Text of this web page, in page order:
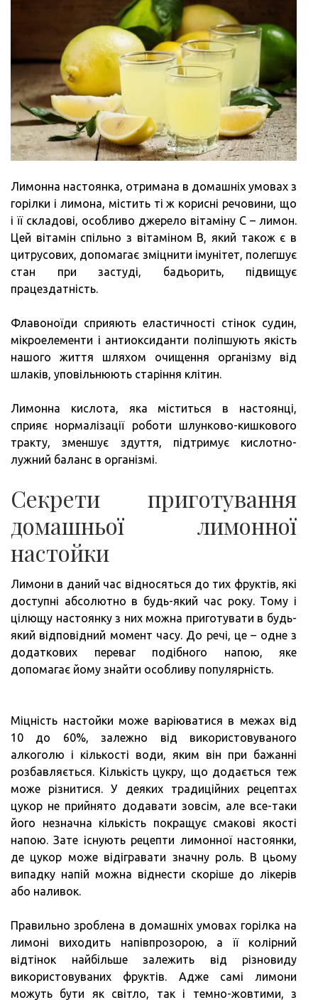
Лимонна настоянка, отримана в домашніх умовах з
горілки і лимона, містить ті ж корисні речовини, що
і її складові, особливо джерело вітаміну C – лимон.
Цей вітамін спільно з вітаміном B, який також є в
цитрусових, допомагає зміцнити імунітет, полегшує
стан при застуді, бадьорить, підвищує
працездатність.
Флавоноїди сприяють еластичності стінок судин,
мікроелементи і антиоксиданти поліпшують якість
нашого життя шляхом очищення організму від
шлаків, уповільнюють старіння клітин.
Лимонна кислота, яка міститься в настоянці,
сприяє нормалізації роботи шлунково-кишкового
тракту, зменшує здуття, підтримує кислотно-
лужний баланс в організмі.
Секрети приготування
домашньої лимонної
настойки
Лимони в даний час відносяться до тих фруктів, які
доступні абсолютно в будь-який час року. Тому і
цілющу настоянку з них можна приготувати в будь-
який відповідний момент часу. До речі, це – одне з
додаткових переваг подібного напою, яке
допомагає йому знайти особливу популярність.
Міцність настойки може варіюватися в межах від
10 до 60%, залежно від використовуваного
алкоголю і кількості води, яким він при бажанні
розбавляється. Кількість цукру, що додається теж
може різнитися. У деяких традиційних рецептах
цукор не прийнято додавати зовсім, але все-таки
його незначна кількість покращує смакові якості
напою. Зате існують рецепти лимонної настоянки,
де цукор може відігравати значну роль. В цьому
випадку напій можна віднести скоріше до лікерів
або наливок.
Правильно зроблена в домашніх умовах горілка на
лимоні виходить напівпрозорою, а її колірний
відтінок найбільше залежить від різновиду
використовуваних фруктів. Адже самі лимони
можуть бути як світло, так і темно-жовтими, з